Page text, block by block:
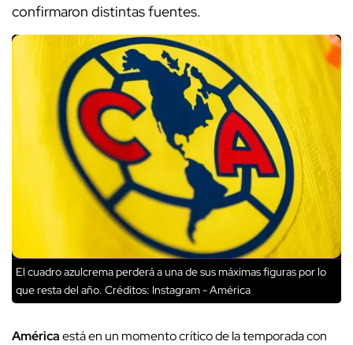
confirmaron distintas fuentes.
El cuadro azulcrema perderá a una de sus máximas figuras por lo
que resta del año. Créditos: Instagram - América
Américaestá en un momento crítico de la temporada con